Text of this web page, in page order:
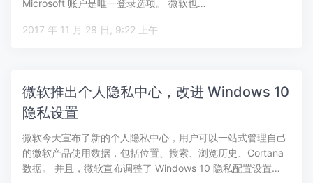
Microsoft 账户是唯一登录选项。 微软也…
2017 年 11 月 28 日, 9:22 上午
微软推出个人隐私中心，改进 Windows 10
隐私设置
微软今天宣布了新的个人隐私中心，用户可以一站式管理自己
的微软产品使用数据，包括位置、搜索、浏览历史、Cortana
数据。 并且，微软宣布调整了 Windows 10 隐私配置设置…